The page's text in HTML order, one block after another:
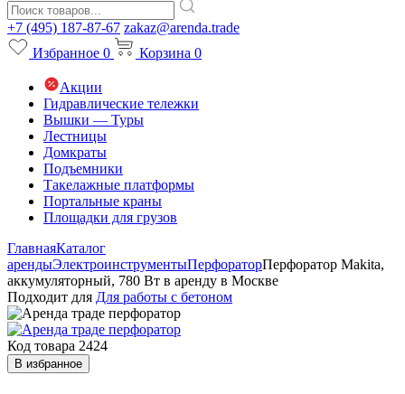
+7 (495) 187-87-67 zakaz@arenda.trade
Избранное 0 Корзина 0
Акции
Гидравлические тележки
Вышки — Туры
Лестницы
Домкраты
Подъемники
Такелажные платформы
Портальные краны
Площадки для грузов
ГлавнаяКаталог
арендыЭлектроинструментыПерфораторПерфоратор Makita,
аккумуляторный, 780 Вт в аренду в Москве
Подходит для Для работы с бетоном
Код товара 2424
В избранное